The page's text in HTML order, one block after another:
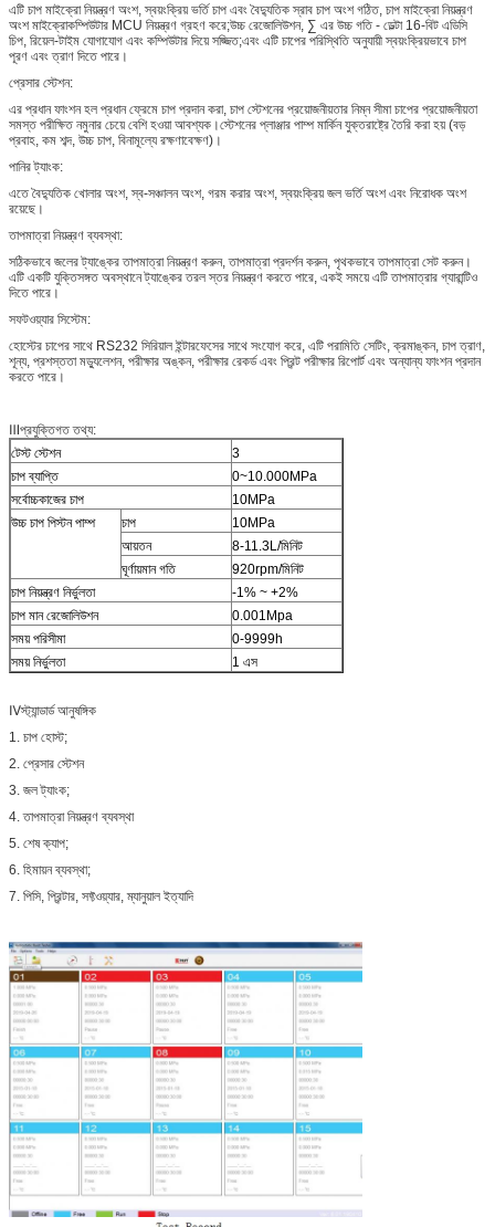
এটি চাপ মাইক্রো নিয়ন্ত্রণ অংশ, স্বয়ংক্রিয় ভর্তি চাপ এবং বৈদ্যুতিক স্রাব চাপ অংশ গঠিত, চাপ মাইক্রো নিয়ন্ত্রণ
অংশ মাইক্রোকম্পিউটার MCU নিয়ন্ত্রণ গ্রহণ করে;উচ্চ রেজোলিউশন, ∑ এর উচ্চ গতি - ডেল্টা 16-বিট এডিসি
চিপ, রিয়েল-টাইম যোগাযোগ এবং কম্পিউটার দিয়ে সজ্জিত;এবং এটি চাপের পরিস্থিতি অনুযায়ী স্বয়ংক্রিয়ভাবে চাপ
পূরণ এবং ত্রাণ দিতে পারে।
প্রেসার স্টেশন:
এর প্রধান ফাংশন হল প্রধান ফ্রেমে চাপ প্রদান করা, চাপ স্টেশনের প্রয়োজনীয়তার নিম্ন সীমা চাপের প্রয়োজনীয়তা
সমস্ত পরীক্ষিত নমুনার চেয়ে বেশি হওয়া আবশ্যক।স্টেশনের প্লাঞ্জার পাম্প মার্কিন যুক্তরাষ্ট্রে তৈরি করা হয় (বড়
প্রবাহ, কম শব্দ, উচ্চ চাপ, বিনামূল্যে রক্ষণাবেক্ষণ)।
পানির ট্যাংক:
এতে বৈদ্যুতিক খোলার অংশ, স্ব-সঞ্চালন অংশ, গরম করার অংশ, স্বয়ংক্রিয় জল ভর্তি অংশ এবং নিরোধক অংশ
রয়েছে।
তাপমাত্রা নিয়ন্ত্রণ ব্যবস্থা:
সঠিকভাবে জলের ট্যাঙ্কের তাপমাত্রা নিয়ন্ত্রণ করুন, তাপমাত্রা প্রদর্শন করুন, পৃথকভাবে তাপমাত্রা সেট করুন।
এটি একটি যুক্তিসঙ্গত অবস্থানে ট্যাঙ্কের তরল স্তর নিয়ন্ত্রণ করতে পারে, একই সময়ে এটি তাপমাত্রার গ্যারান্টিও
দিতে পারে।
সফটওয়্যার সিস্টেম:
হোস্টের চাপের সাথে RS232 সিরিয়াল ইন্টারফেসের সাথে সংযোগ করে, এটি পরামিতি সেটিং, ক্রমাঙ্কন, চাপ ত্রাণ,
শূন্য, প্রশস্ততা মড্যুলেশন, পরীক্ষার অঙ্কন, পরীক্ষার রেকর্ড এবং প্রিন্ট পরীক্ষার রিপোর্ট এবং অন্যান্য ফাংশন প্রদান
করতে পারে।
Ⅲপ্রযুক্তিগত তথ্য:
টেস্ট স্টেশন
3
চাপ ব্যাপ্তি
0~10.000MPa
সর্বোচ্চকাজের চাপ
10MPa
উচ্চ চাপ পিস্টন পাম্প
চাপ
10MPa
আয়তন
8-11.3L/মিনিট
ঘূর্ণায়মান গতি
920rpm/মিনিট
চাপ নিয়ন্ত্রণ নির্ভুলতা
-1% ~ +2%
চাপ মান রেজোলিউশন
0.001Mpa
সময় পরিসীমা
0-9999h
সময় নির্ভুলতা
1 এস
Ⅳস্ট্যান্ডার্ড আনুষঙ্গিক
1. চাপ হোস্ট;
2. প্রেসার স্টেশন
3. জল ট্যাংক;
4. তাপমাত্রা নিয়ন্ত্রণ ব্যবস্থা
5. শেষ ক্যাপ;
6. হিমায়ন ব্যবস্থা;
7. পিসি, প্রিন্টার, সফ্টওয়্যার, ম্যানুয়াল ইত্যাদি